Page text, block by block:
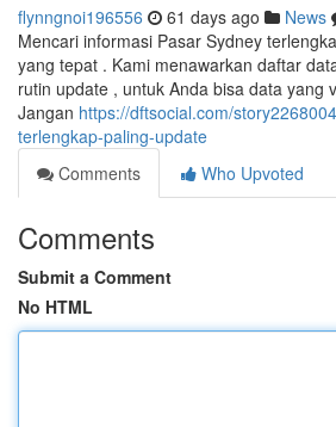
flynngnoi196556 61 days ago News
Mencari informasi Pasar Sydney
yang tepat . Kami menawarkan daftar
rutin update , untuk Anda bisa data yang
Jangan https://dftsocial.com/
terlengkap-paling-update
Comments
Who Upvoted
Comments
Submit a Comment
No HTML